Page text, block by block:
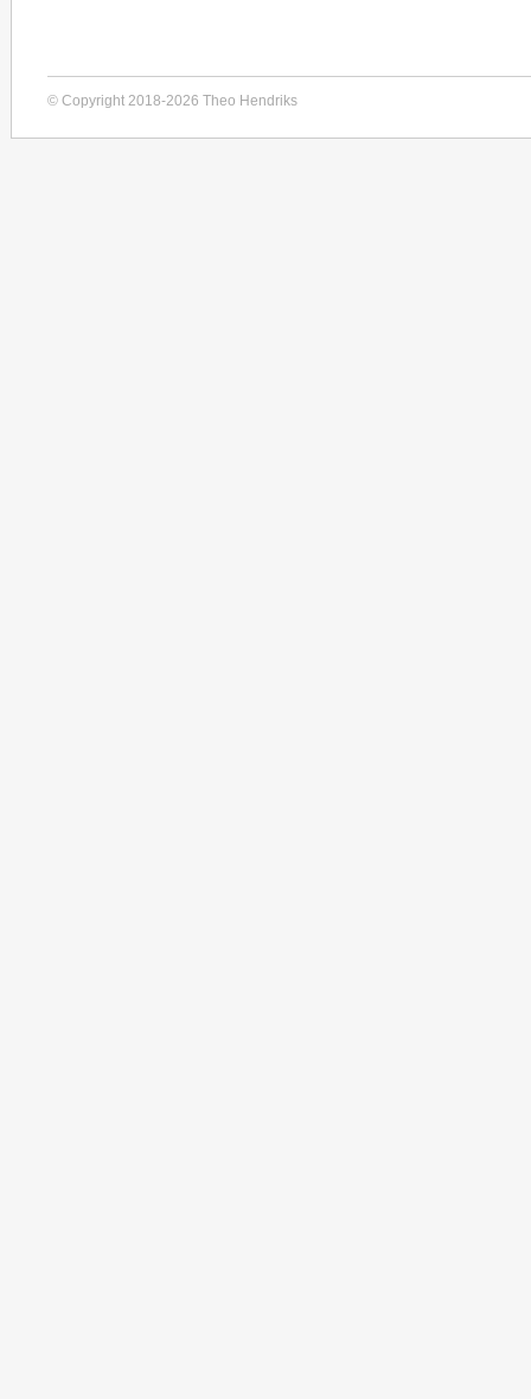
© Copyright 2018-2026 Theo Hendriks